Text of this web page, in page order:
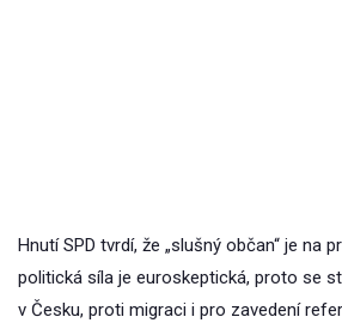
Hnutí SPD tvrdí, že „slušný občan“ je na
politická síla je euroskeptická, proto se
v Česku, proti migraci i pro zavedení